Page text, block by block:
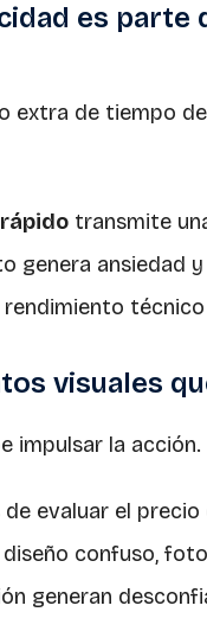
es parte
extra de tiempo
transmite
genera ansiedad y
rendimiento
visuales
impulsar la acción.
de evaluar el
diseño confuso,
generan